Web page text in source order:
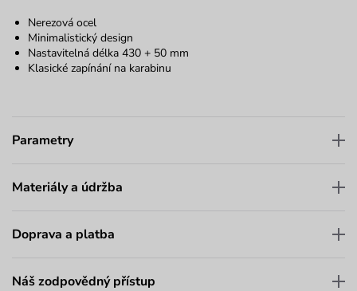
Nerezová ocel
Minimalistický design
Nastavitelná délka 430 + 50 mm
Klasické zapínání na karabinu
Parametry
Materiály a údržba
Doprava a platba
Náš zodpovědný přístup